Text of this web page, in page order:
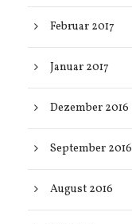
Februar 2017
Januar 2017
Dezember 2016
September 2016
August 2016